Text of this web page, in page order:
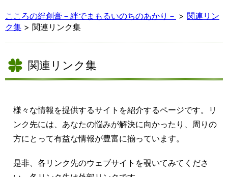
こころの絆創膏－絆でまもるいのちのあかり－ > 関連リン
ク集 > 関連リンク集
関連リンク集
様々な情報を提供するサイトを紹介するページです。リ
ンク先には、あなたの悩みが解決に向かったり、周りの
方にとって有益な情報が豊富に揃っています。
是非、各リンク先のウェブサイトを覗いてみてくださ